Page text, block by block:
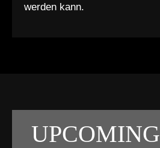
werden kann.
UPCOMING